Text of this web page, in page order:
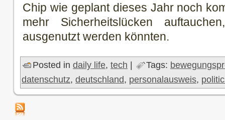
Chip wie geplant dieses Jahr noch
mehr Sicherheitslücken
ausgenutzt werden könnten.
Posted in daily life, tech | Tags:
datenschutz, deutschland, personalausweis,